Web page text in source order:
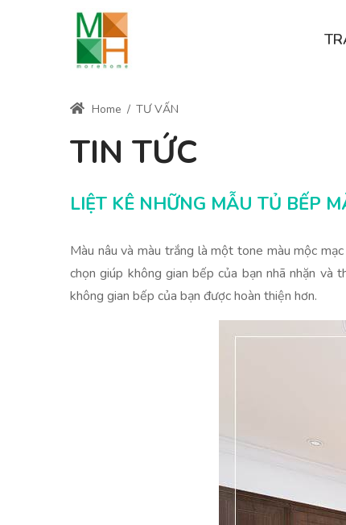
Home / TƯ VẤN
TIN TỨC
LIỆT KÊ NHỮNG MẪU TỦ BẾP
Màu nâu và màu trắng là một tone màu mộc
chọn giúp không gian bếp của bạn nhã nhặn và
không gian bếp của bạn được hoàn thiện hơn.